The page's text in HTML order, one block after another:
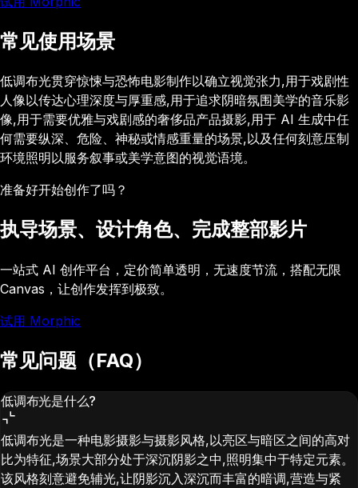
常见使用场景
低调布光贯穿惊悚与恐怖电影制作以确立视觉张力,用于戏剧性
人像以传达心理深度与厚重感,用于追求阴暗氛围美学的音乐影
像,用于需要优雅与戏剧感的奢侈品产品摄影,用于 AI 生成中任
何需要纵深、危险、神秘或情感重量的场景,以及任何刻意压制
环境照明以服务叙事或美学意图的视觉语境。
准备好开始创作了吗？
执导场景、设计角色、完成整部影片
一站式 AI 创作平台，定价简单透明，无速度节流，搭配无限
Canvas，让创作发挥到极致。
试用 Morphic
常见问题（FAQ）
低调布光是什么?
低调布光是一种电影摄影与摄影风格,以亮区与暗区之间的高对
比为特征,场景大部分处于深沉阴影之中,照明集中于特定元素。
该风格刻意避免辅光,让阴影沉入深沉而丰富的暗调,营造与紧